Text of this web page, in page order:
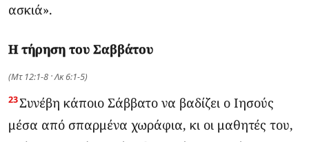
ασκιά».
Η τήρηση του Σαββάτου
(Μτ 12:1-8 · Λκ 6:1-5)
23Συνέβη κάποιο Σάββατο να βαδίζει ο Ιησούς
μέσα από σπαρμένα χωράφια, κι οι μαθητές του,